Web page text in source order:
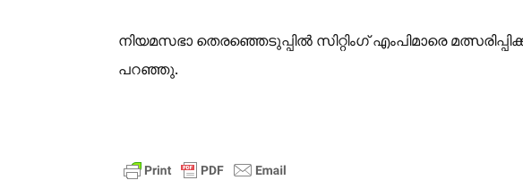
നിയമസഭാ തെരഞ്ഞെടുപ്പിൽ സിറ്റിംഗ് എംപിമാരെ
പറഞ്ഞു.